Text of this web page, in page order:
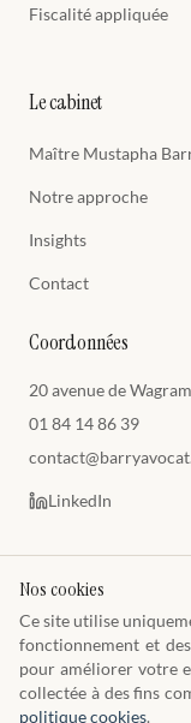
Fiscalité appliquée
Le cabinet
Maître Mustapha
Notre approche
Insights
Contact
Coordonnées
20 avenue de
01 84 14 86 39
LinkedIn
©
Toque E1449
Mentions légales
Nos cookies
Ce site utilise
fonctionnement et
pour améliorer votre
collectée à des fins
politique cookies.